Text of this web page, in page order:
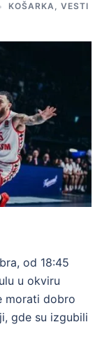
KOŠARKA, VESTI
od 18:45
u okviru
morati dobro
gde su izgubili